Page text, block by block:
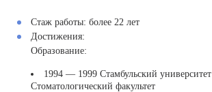
Стаж работы: более 22 лет
Достижения:
Образование:
1994 — 1999 Стамбульский университет
Стоматологический факультет